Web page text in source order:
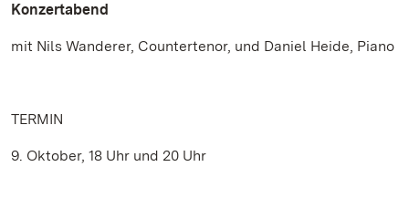
Konzertabend
mit Nils Wanderer, Countertenor, und Daniel Heide, Piano
TERMIN
9. Oktober, 18 Uhr und 20 Uhr